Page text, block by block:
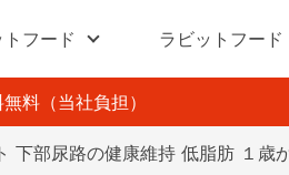
フード ラビットフード
料（当社負担）
下部尿路の健康維持 低脂肪 １歳